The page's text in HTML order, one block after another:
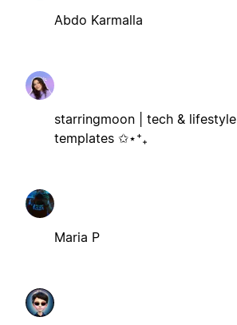
Abdo Karmalla
starringmoon | tech & lifestyle
templates ✩⋆⁺₊
Maria P